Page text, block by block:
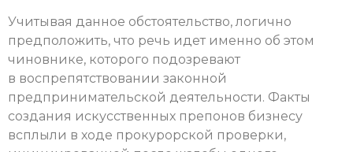
Учитывая данное обстоятельство, логично
предположить, что речь идет именно об этом
чиновнике, которого подозревают
в воспрепятствовании законной
предпринимательской деятельности. Факты
создания искусственных препонов бизнесу
всплыли в ходе прокурорской проверки,